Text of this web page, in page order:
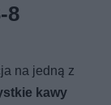
8
na jedną z
kawy